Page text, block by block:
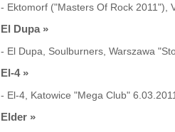
- Ektomorf ("Masters Of Rock 2011"),
El Dupa »
- El Dupa, Soulburners, Warszawa
El-4 »
- El-4, Katowice "Mega Club" 6.03.2011
Elder »